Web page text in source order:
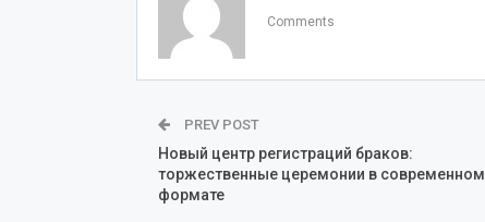
Comments
PREV POST
Новый центр регистраций браков:
торжественные церемонии в современном
формате